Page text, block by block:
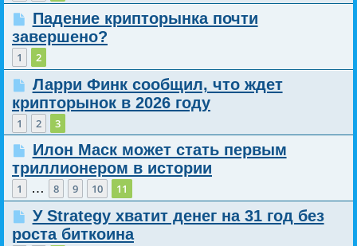
Падение крипторынка почти
завершено?
1 2
Ларри Финк сообщил, что ждет
крипторынок в 2026 году
1 2 3
Илон Маск может стать первым
триллионером в истории
1 … 8 9 10 11
У Strategy хватит денег на 31 год без
роста биткоина